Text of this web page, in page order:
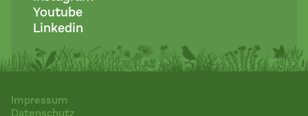
Youtube
Linkedin
Impressum
Datenschutz